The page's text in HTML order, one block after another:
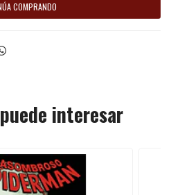
COMPRANDO
interesar